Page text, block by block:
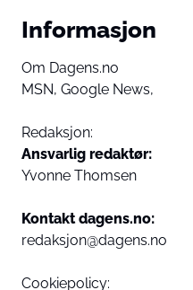
Informasjon
Om Dagens.no
MSN, Google News,
Redaksjon:
Ansvarlig redaktør:
Yvonne Thomsen
Kontakt dagens.no:
redaksjon@dagens.no
Cookiepolicy: